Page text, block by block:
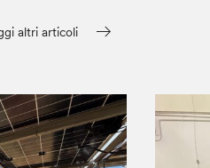
altri articoli